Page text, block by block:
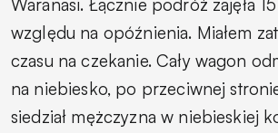
Waranasi. Łącznie podróż zajęła
względu na opóźnienia. Miałem
czasu na czekanie. Cały wagon
na niebiesko, po przeciwnej
siedział mężczyzna w niebieskiej